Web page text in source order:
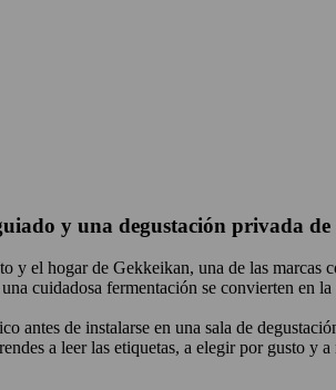
y una degustación privada de
el hogar de Gekkeikan, una de las marcas
cuidadosa fermentación se convierten en la
de instalarse en una sala de
a leer las etiquetas, a elegir por gusto y